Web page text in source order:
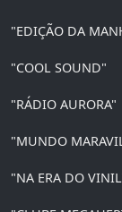
"EDIÇÃO DA
"COOL SOUND"
"RÁDIO AURORA"
"MUNDO
"NA ERA DO